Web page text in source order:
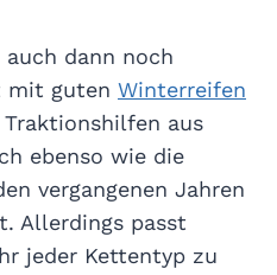
auch dann noch
mit guten Winterreifen
aus
ebenso wie die
vergangenen Jahren
Allerdings passt
jeder Kettentyp zu